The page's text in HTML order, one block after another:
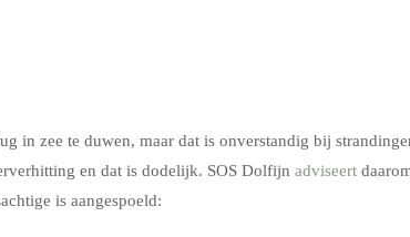
in zee te duwen, maar dat is onverstandig bij
en dat is dodelijk. SOS Dolfijn adviseert
is aangespoeld: